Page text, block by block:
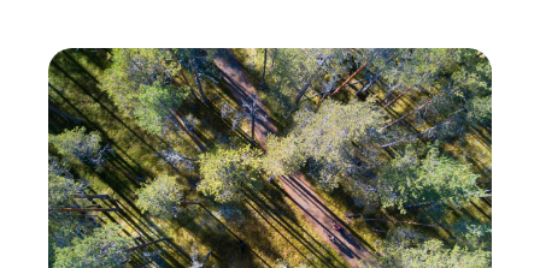
De toegankelijke locaties